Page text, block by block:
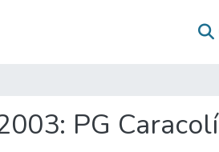
PG Caracolí